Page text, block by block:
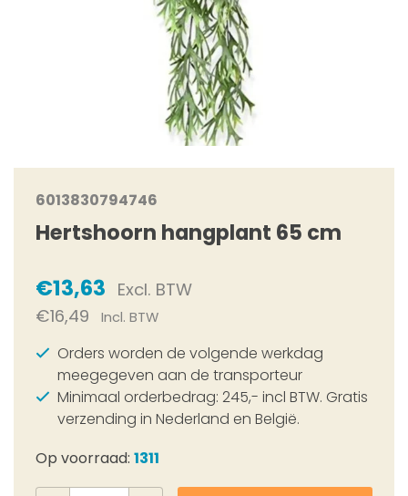
6013830794746
Hertshoorn hangplant 65 cm
€13,63 Excl. BTW
€16,49
Incl. BTW
Orders worden de volgende werkdag
meegegeven aan de transporteur
Minimaal orderbedrag: 245,- incl BTW. Gratis
verzending in Nederland en België.
Op voorraad: 1311